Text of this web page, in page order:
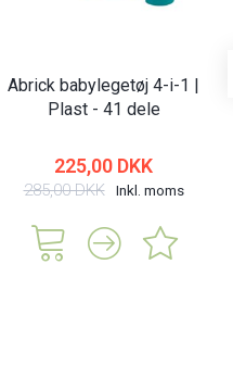
Abrick babylegetøj 4-i-1 |
Plast - 41 dele
225,00 DKK
285,00 DKK Inkl. moms